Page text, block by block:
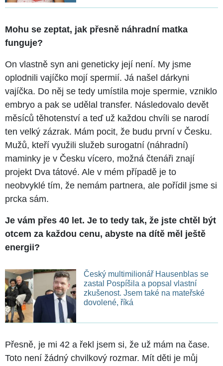
Mohu se zeptat, jak přesně náhradní matka
funguje?
On vlastně syn ani geneticky její není. My jsme
oplodnili vajíčko mojí spermií. Já našel dárkyni
vajíčka. Do něj se tedy umístila moje spermie, vzniklo
embryo a pak se udělal transfer. Následovalo devět
měsíců těhotenství a teď už každou chvíli se narodí
ten velký zázrak. Mám pocit, že budu první v Česku.
Mužů, kteří využili služeb surogatní (náhradní)
maminky je v Česku vícero, možná čtenáři znají
projekt Dva tátové. Ale v mém případě je to
neobvyklé tím, že nemám partnera, ale pořídil jsme si
prcka sám.
Je vám přes 40 let. Je to tedy tak, že jste chtěl být
otcem za každou cenu, abyste na dítě měl ještě
energii?
Český multimilionář Hausenblas se
zastal Pospíšila a popsal vlastní
zkušenost. Jsem také na mateřské
dovolené, říká
Přesně, je mi 42 a řekl jsem si, že už mám na čase.
Toto není žádný chvilkový rozmar. Mít děti je můj